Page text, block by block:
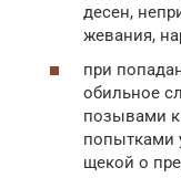
десен,
жевания,
при
обильное
позывами к
попытками
щекой о